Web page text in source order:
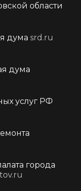
области
дума srd.ru
дума
услуг РФ
города